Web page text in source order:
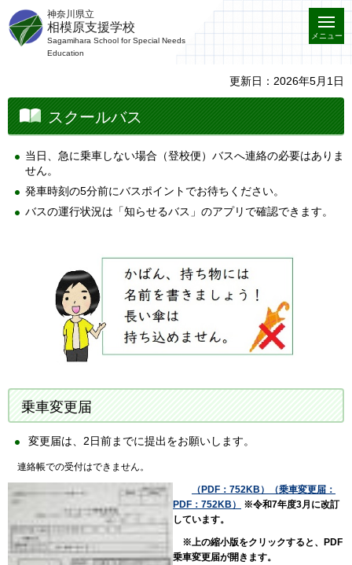
神奈川県立
相模原支援学校
Sagamihara School for Special Needs
Education
メニュー
更新日：2026年5月1日
スクールバス
当日、急に乗車しない場合（登校便）バスへ連絡の必要はありま
せん。
発車時刻の5分前にバスポイントでお待ちください。
バスの運行状況は「知らせるバス」のアプリで確認できます。
乗車変更届
変更届は、2日前までに提出をお願いします。
連絡帳での受付はできません。
（PDF：752KB）
（乗車変更届：
PDF：752KB）
※令和7年度3月に改訂
しています。
※上の縮小版をクリックすると、PDF
乗車変更届が開きます。